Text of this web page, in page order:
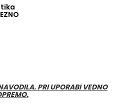
PRI UPORABI VEDNO